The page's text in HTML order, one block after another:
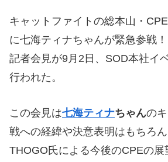
キャットファイトの総本山・
に七海ティナちゃんが緊急参戦
記者会見が9月2日、SOD本社イ
行われた。
この会見は七海ティナちゃんの
戦への経緯や決意表明はもちろ
THOGO氏による今後のCPEの展